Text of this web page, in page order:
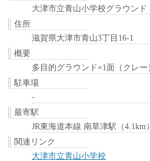
大津市立青山小学校グラウンド
住所
滋賀県大津市青山3丁目16-1
概要
多目的グラウンド×1面（クレー
駐車場
-
最寄駅
JR東海道本線 南草津駅（4.1km）
関連リンク
大津市立青山小学校